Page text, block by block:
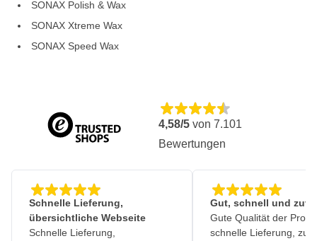
SONAX Polish & Wax
SONAX Xtreme Wax
SONAX Speed ​​Wax
4,58/5 von 7.101
Bewertungen
Schnelle Lieferung,
übersichtliche Webseite
Schnelle Lieferung,
Gut, schnell und
Gute Qualität der
schnelle Lieferung,